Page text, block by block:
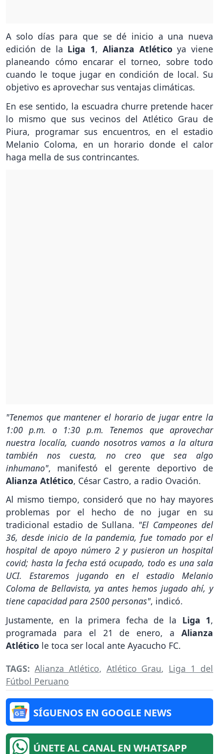
A solo días para que se dé inicio a una nueva
edición de la Liga 1, Alianza Atlético ya viene
planeando cómo encarar el torneo, sobre todo
cuando le toque jugar en condición de local. Su
objetivo es aprovechar sus ventajas climáticas.
En ese sentido, la escuadra churre pretende hacer
lo mismo que sus vecinos del Atlético Grau de
Piura, programar sus encuentros, en el estadio
Melanio Coloma, en un horario donde el calor
haga mella de sus contrincantes.
"Tenemos que mantener el horario de jugar entre la
1:00 p.m. o 1:30 p.m. Tenemos que aprovechar
nuestra localía, cuando nosotros vamos a la altura
también nos cuesta, no creo que sea algo
inhumano", manifestó el gerente deportivo de
Alianza Atlético, César Castro, a radio Ovación.
Al mismo tiempo, consideró que no hay mayores
problemas por el hecho de no jugar en su
tradicional estadio de Sullana. "El Campeones del
36, desde inicio de la pandemia, fue tomado por el
hospital de apoyo número 2 y pusieron un hospital
covid; hasta la fecha está ocupado, todo es una sala
UCI. Estaremos jugando en el estadio Melanio
Coloma de Bellavista, ya antes hemos jugado ahí, y
tiene capacidad para 2500 personas", indicó.
Justamente, en la primera fecha de la Liga 1,
programada para el 21 de enero, a Alianza
Atlético le toca ser local ante Ayacucho FC.
TAGS: Alianza Atlético, Atlético Grau, Liga 1 del
Fútbol Peruano
SÍGUENOS EN GOOGLE NEWS
ÚNETE AL CANAL EN WHATSAPP